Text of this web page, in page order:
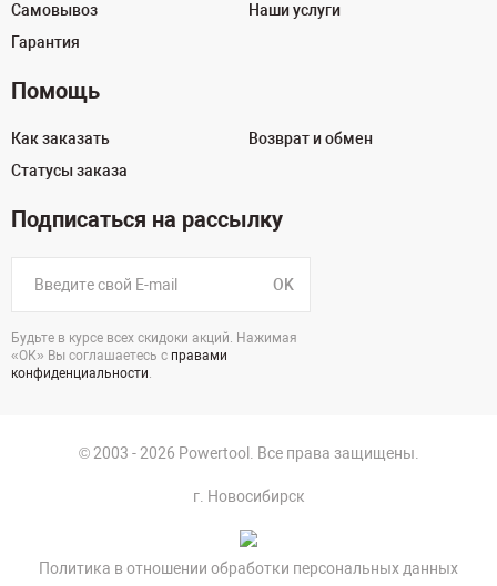
Самовывоз
Гарантия
Наши услуги
Помощь
Как заказать
Статусы заказа
Возврат и обмен
Подписаться на рассылку
OK
Будьте в курсе всех скидоки акций. Нажимая
«ОК» Вы соглашаетесь с правами
конфиденциальности.
© 2003 - 2026 Powertool. Все права защищены.
г. Новосибирск
Политика в отношении обработки персональных данных